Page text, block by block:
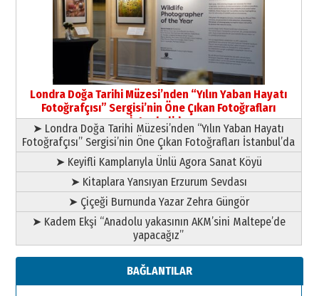
Londra Doğa Tarihi Müzesi’nden “Yılın Yaban Hayatı
Fotoğrafçısı” Sergisi’nin Öne Çıkan Fotoğrafları
İstanbul’da
➤ Londra Doğa Tarihi Müzesi’nden “Yılın Yaban Hayatı
Fotoğrafçısı” Sergisi’nin Öne Çıkan Fotoğrafları İstanbul’da
➤ Keyifli Kamplarıyla Ünlü Agora Sanat Köyü
➤ Kitaplara Yansıyan Erzurum Sevdası
➤ Çiçeği Burnunda Yazar Zehra Güngör
➤ Kadem Ekşi “Anadolu yakasının AKM’sini Maltepe’de
yapacağız”
BAĞLANTILAR